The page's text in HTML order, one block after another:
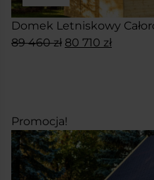
Domek Letniskowy
89 460zł Pierwotna
80 710 zł
Promocja!